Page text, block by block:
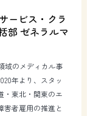
ービス・クラ
部 ゼネラルマ
域のメディカル事
年より、スタッ
・東北・関東のエ
害者雇用の推進と